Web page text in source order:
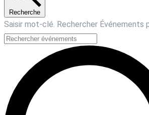
Recherche
Saisir mot-clé. Rechercher Événements